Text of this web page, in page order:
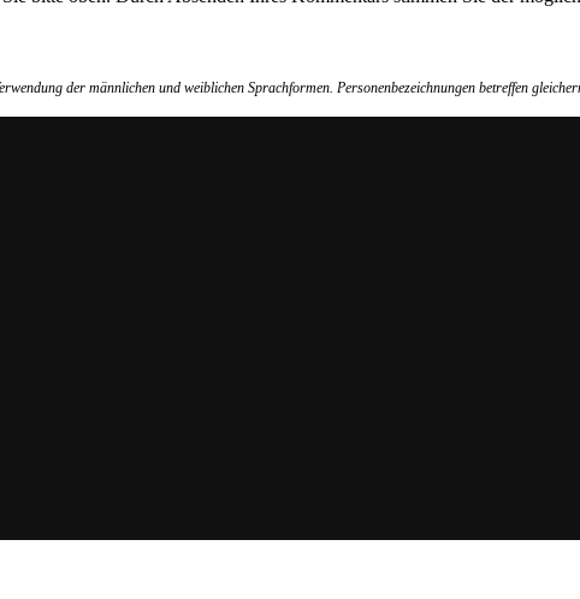
der männlichen und weiblichen Sprachformen. Personenbezeichnungen betreffen